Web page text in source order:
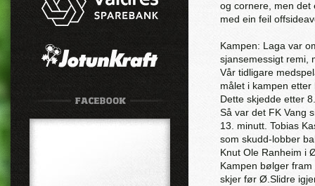
og cornere, men det
med ein feil
Kampen: Laga var
sjansemessigt remi,
Vår tidligare
målet i kampen
Dette skjedde etter
Så var det FK Vang
13. minutt. Tobias
som skudd-lobber
Knut Ole Ranheim i
Kampen bølger
skjer før Ø.Slidre